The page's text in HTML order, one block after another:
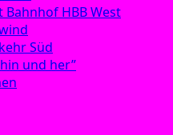
HBB West
Süd
und her”